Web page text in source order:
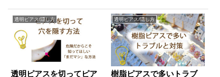
透明ピアス/隠し方
透明ピアスを切ってピア
透明ピアス/隠し方
樹脂ピアスで多いトラブ